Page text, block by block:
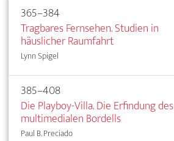
365–384
Tragbares Fernsehen. Studien in
häuslicher Raumfahrt
Lynn Spigel
385–408
Die Playboy-Villa. Die Erfindung des
multimedialen Bordells
Paul B. Preciado